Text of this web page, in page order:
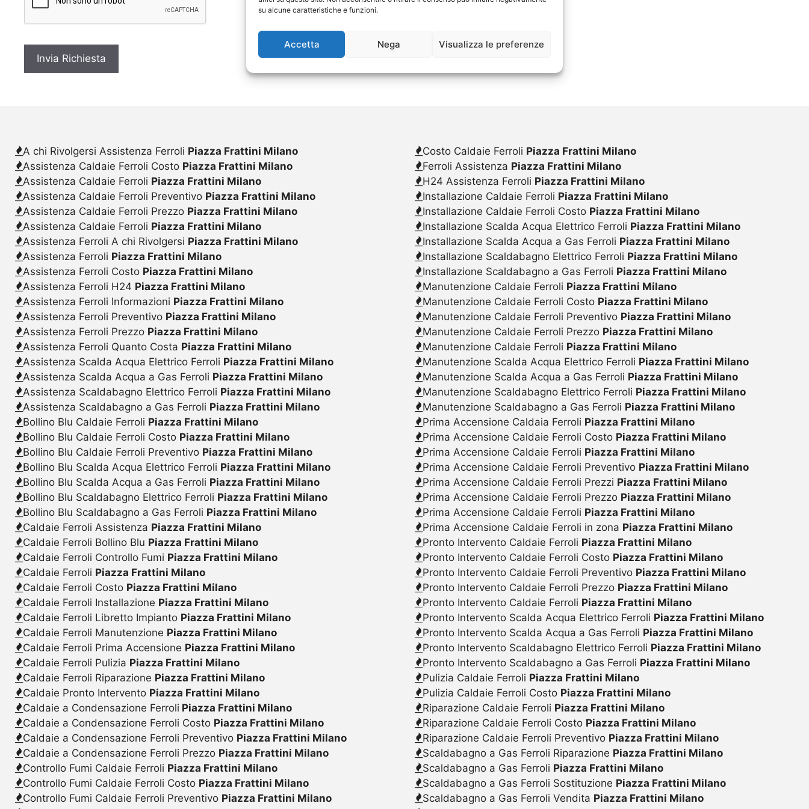
su alcune caratteristiche e funzioni.
Accetta Nega Visualizza le preferenze
y
A chi Rivolgersi Assistenza Ferroli Piazza Frattini Milano
Assistenza Caldaie Ferroli Costo Piazza Frattini Milano
Assistenza Caldaie Ferroli Piazza Frattini Milano
Assistenza Caldaie Ferroli Preventivo Piazza Frattini Milano
Assistenza Caldaie Ferroli Prezzo Piazza Frattini Milano
Assistenza Caldaie Ferroli Piazza Frattini Milano
Assistenza Ferroli A chi Rivolgersi Piazza Frattini Milano
Assistenza Ferroli Piazza Frattini Milano
Assistenza Ferroli Costo Piazza Frattini Milano
Assistenza Ferroli H24 Piazza Frattini Milano
Assistenza Ferroli Informazioni Piazza Frattini Milano
Assistenza Ferroli Preventivo Piazza Frattini Milano
Assistenza Ferroli Prezzo Piazza Frattini Milano
Assistenza Ferroli Quanto Costa Piazza Frattini Milano
Assistenza Scalda Acqua Elettrico Ferroli Piazza Frattini Milano
Assistenza Scalda Acqua a Gas Ferroli Piazza Frattini Milano
Assistenza Scaldabagno Elettrico Ferroli Piazza Frattini Milano
Assistenza Scaldabagno a Gas Ferroli Piazza Frattini Milano
Bollino Blu Caldaie Ferroli Piazza Frattini Milano
Bollino Blu Caldaie Ferroli Costo Piazza Frattini Milano
Bollino Blu Caldaie Ferroli Preventivo Piazza Frattini Milano
Bollino Blu Scalda Acqua Elettrico Ferroli Piazza Frattini Milano
Bollino Blu Scalda Acqua a Gas Ferroli Piazza Frattini Milano
Bollino Blu Scaldabagno Elettrico Ferroli Piazza Frattini Milano
Bollino Blu Scaldabagno a Gas Ferroli Piazza Frattini Milano
Caldaie Ferroli Assistenza Piazza Frattini Milano
Caldaie Ferroli Bollino Blu Piazza Frattini Milano
Caldaie Ferroli Controllo Fumi Piazza Frattini Milano
Caldaie Ferroli Piazza Frattini Milano
Caldaie Ferroli Costo Piazza Frattini Milano
Caldaie Ferroli Installazione Piazza Frattini Milano
Caldaie Ferroli Libretto Impianto Piazza Frattini Milano
Caldaie Ferroli Manutenzione Piazza Frattini Milano
Caldaie Ferroli Prima Accensione Piazza Frattini Milano
Caldaie Ferroli Pulizia Piazza Frattini Milano
Caldaie Ferroli Riparazione Piazza Frattini Milano
Caldaie Pronto Intervento Piazza Frattini Milano
Caldaie a Condensazione Ferroli Piazza Frattini Milano
Caldaie a Condensazione Ferroli Costo Piazza Frattini Milano
Caldaie a Condensazione Ferroli Preventivo Piazza Frattini Milano
Caldaie a Condensazione Ferroli Prezzo Piazza Frattini Milano
Controllo Fumi Caldaie Ferroli Piazza Frattini Milano
Controllo Fumi Caldaie Ferroli Costo Piazza Frattini Milano
Controllo Fumi Caldaie Ferroli Preventivo Piazza Frattini Milano
Costo Caldaie Ferroli Piazza Frattini Milano
Ferroli Assistenza Piazza Frattini Milano
H24 Assistenza Ferroli Piazza Frattini Milano
Installazione Caldaie Ferroli Piazza Frattini Milano
Installazione Caldaie Ferroli Costo Piazza Frattini Milano
Installazione Scalda Acqua Elettrico Ferroli Piazza Frattini Milano
Installazione Scalda Acqua a Gas Ferroli Piazza Frattini Milano
Installazione Scaldabagno Elettrico Ferroli Piazza Frattini Milano
Installazione Scaldabagno a Gas Ferroli Piazza Frattini Milano
Manutenzione Caldaie Ferroli Piazza Frattini Milano
Manutenzione Caldaie Ferroli Costo Piazza Frattini Milano
Manutenzione Caldaie Ferroli Preventivo Piazza Frattini Milano
Manutenzione Caldaie Ferroli Prezzo Piazza Frattini Milano
Manutenzione Caldaie Ferroli Piazza Frattini Milano
Manutenzione Scalda Acqua Elettrico Ferroli Piazza Frattini Milano
Manutenzione Scalda Acqua a Gas Ferroli Piazza Frattini Milano
Manutenzione Scaldabagno Elettrico Ferroli Piazza Frattini Milano
Manutenzione Scaldabagno a Gas Ferroli Piazza Frattini Milano
Prima Accensione Caldaia Ferroli Piazza Frattini Milano
Prima Accensione Caldaie Ferroli Costo Piazza Frattini Milano
Prima Accensione Caldaie Ferroli Piazza Frattini Milano
Prima Accensione Caldaie Ferroli Preventivo Piazza Frattini Milano
Prima Accensione Caldaie Ferroli Prezzi Piazza Frattini Milano
Prima Accensione Caldaie Ferroli Prezzo Piazza Frattini Milano
Prima Accensione Caldaie Ferroli Piazza Frattini Milano
Prima Accensione Caldaie Ferroli in zona Piazza Frattini Milano
Pronto Intervento Caldaie Ferroli Piazza Frattini Milano
Pronto Intervento Caldaie Ferroli Costo Piazza Frattini Milano
Pronto Intervento Caldaie Ferroli Preventivo Piazza Frattini Milano
Pronto Intervento Caldaie Ferroli Prezzo Piazza Frattini Milano
Pronto Intervento Caldaie Ferroli Piazza Frattini Milano
Pronto Intervento Scalda Acqua Elettrico Ferroli Piazza Frattini Milano
Pronto Intervento Scalda Acqua a Gas Ferroli Piazza Frattini Milano
Pronto Intervento Scaldabagno Elettrico Ferroli Piazza Frattini Milano
Pronto Intervento Scaldabagno a Gas Ferroli Piazza Frattini Milano
Pulizia Caldaie Ferroli Piazza Frattini Milano
Pulizia Caldaie Ferroli Costo Piazza Frattini Milano
Riparazione Caldaie Ferroli Piazza Frattini Milano
Riparazione Caldaie Ferroli Costo Piazza Frattini Milano
Riparazione Caldaie Ferroli Preventivo Piazza Frattini Milano
Scaldabagno a Gas Ferroli Riparazione Piazza Frattini Milano
Scaldabagno a Gas Ferroli Piazza Frattini Milano
Scaldabagno a Gas Ferroli Sostituzione Piazza Frattini Milano
Scaldabagno a Gas Ferroli Vendita Piazza Frattini Milano